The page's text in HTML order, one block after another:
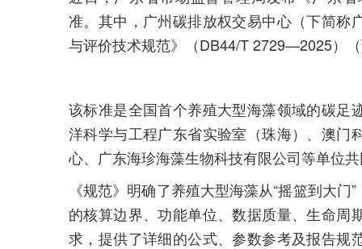
准。其中，广州碳排放权交易中心（下简称
与评价技术规范》（DB44/T 2729—2025）
该标准是全国首个养殖大型海藻领域的碳足
洋科学与工程广东省实验室（珠海）、澳门
心、广东海珍海藻生物科技有限公司等单位
《规范》明确了养殖大型海藻从“摇篮到大
的核算边界、功能单位、数据质量、生命周
求，提供了详细的公式、参数参考及报告规